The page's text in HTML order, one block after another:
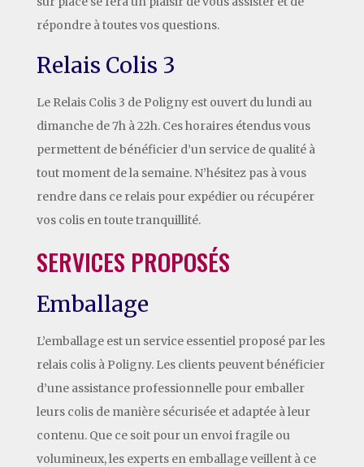
répondre à toutes vos questions.
Relais Colis 3
Le Relais Colis 3 de Poligny est ouvert du lundi au
dimanche de 7h à 22h. Ces horaires étendus vous
permettent de bénéficier d’un service de qualité à
tout moment de la semaine. N’hésitez pas à vous
rendre dans ce relais pour expédier ou récupérer
vos colis en toute tranquillité.
SERVICES PROPOSÉS
Emballage
L’emballage est un service essentiel proposé par les
relais colis à Poligny. Les clients peuvent bénéficier
d’une assistance professionnelle pour emballer
leurs colis de manière sécurisée et adaptée à leur
contenu. Que ce soit pour un envoi fragile ou
volumineux, les experts en emballage veillent à ce